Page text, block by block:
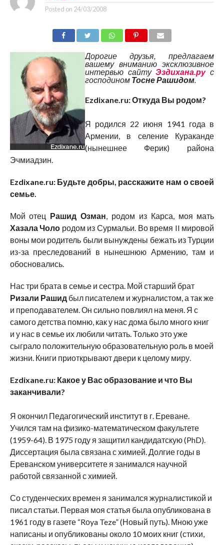
Posted on 24/03/2008
Дорогие друзья, предлагаем
вашему вниманию эксклюзивное
интервью сайтуЭздихана.рус
господином Тосне Рашидом.
Ezdixane.ru: Откуда Вы родом?
Я родился 22 июня 1941 года в
Армении, в селение Кураканде
(нынешнее Ферик) района
Эчмиадзин.
Ezdixane.ru: Будьте добры, расскажите нам о своей
семье.
Мой отец Рашид Озман, родом из Карса, моя мать
Хазала Чоло родом из Сурмальи. Во время II мировой
воны мои родитель были вынуждены бежать из Турции
из-за преследований в нынешнюю Армению, там и
обосновались.
Нас три брата в семье и сестра. Мой старший брат
Ризали Рашидбыл писателем и журналистом, а так же
и преподавателем. Он сильно повлиял на меня. Я с
самого детства помню, как у нас дома было много книг
и у нас в семье их любили читать. Только это уже
сыграло положительную образовательную роль в моей
жизни. Книги приоткрывают двери к целому миру.
Ezdixane.ru: Какое у Вас образование и что Вы
заканчивали?
Я окончил Педагогический институт в г. Ереване.
Учился там на физико-математическом факультете
(1959-64). В 1975 году я защитил кандидатскую (PhD).
Диссертация была связана с химией. Долгие годы в
Ереванском университете я занимался научной
работой связанной с химией.
Со студенческих времен я занимался журналистикой и
писал статьи. Первая моя статья была опубликована в
1961 году в газете “Rоya Teze” (Новый путь). Мною уже
написаны и опубликованы около 10 моих книг (стихи,